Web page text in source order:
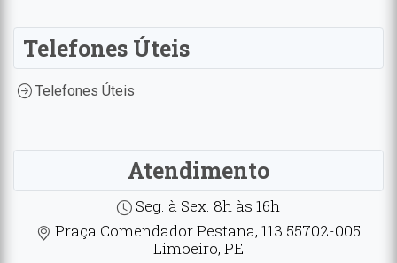
Telefones Úteis
Telefones Úteis
Atendimento
Seg. à Sex. 8h às 16h
Praça Comendador Pestana, 113 55702-005
Limoeiro, PE